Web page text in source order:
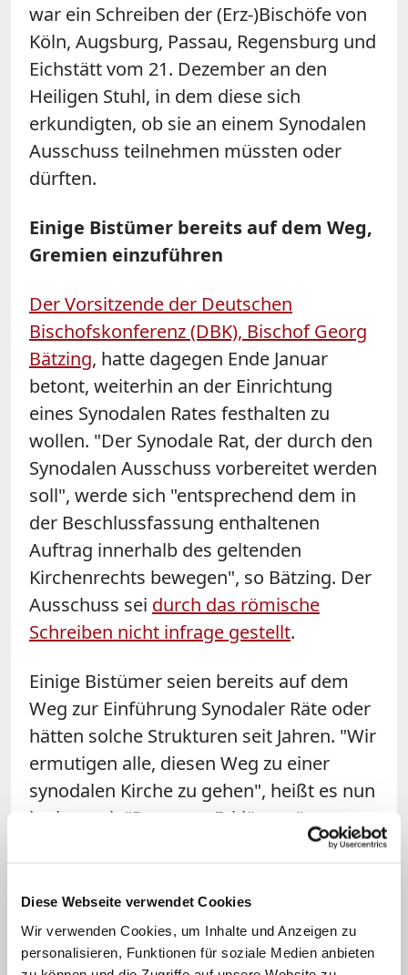
Diese Webseite verwendet Cookies
Wir verwenden Cookies, um Inhalte und Anzeigen zu
personalisieren, Funktionen für soziale Medien anbieten
war ein Schreiben der (Erz-)Bischöfe von
Köln, Augsburg, Passau, Regensburg und
Eichstätt vom 21. Dezember an den
Heiligen Stuhl, in dem diese sich
erkundigten, ob sie an einem Synodalen
Ausschuss teilnehmen müssten oder
dürften.
Einige Bistümer bereits auf dem Weg,
Gremien einzuführen
Der Vorsitzende der Deutschen
Bischofskonferenz (DBK), Bischof Georg
Bätzing, hatte dagegen Ende Januar
betont, weiterhin an der Einrichtung
eines Synodalen Rates festhalten zu
wollen. "Der Synodale Rat, der durch den
Synodalen Ausschuss vorbereitet werden
soll", werde sich "entsprechend dem in
der Beschlussfassung enthaltenen
Auftrag innerhalb des geltenden
Kirchenrechts bewegen", so Bätzing. Der
Ausschuss sei durch das römische
Schreiben nicht infrage gestellt.
Einige Bistümer seien bereits auf dem
Weg zur Einführung Synodaler Räte oder
hätten solche Strukturen seit Jahren. "Wir
ermutigen alle, diesen Weg zu einer
synodalen Kirche zu gehen", heißt es nun
in dem mit "Passauer Erklärung"
überschriebenen Text. "Dies steht dem
entgegen, da jeder Ortsbischof Kraft
seiner Autorität einen solchen Rat für
seine Diözese einrichten kann", so die